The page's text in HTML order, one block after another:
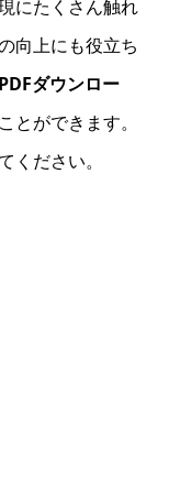
にたくさん触れ
向上にも役立ち
ダウンロー
とができます。
ください。